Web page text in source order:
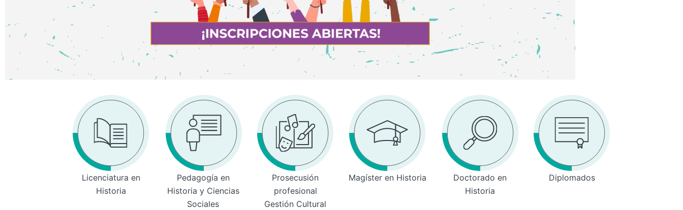
Licenciatura en
Historia
Pedagogía en
Historia y Ciencias
Sociales
Prosecusión
profesional
Gestión Cultural
Magíster en Historia
Doctorado en
Historia
Diplomados